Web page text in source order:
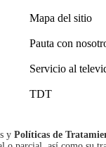
Mapa del sitio
Pauta con
Servicio al
TDT
y Políticas de